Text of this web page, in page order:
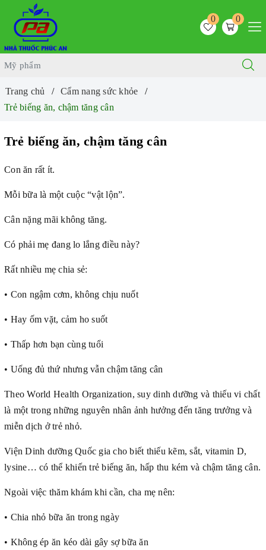
0
0
Trang chủ
Cẩm nang sức khỏe
Trẻ biếng ăn, chậm tăng cân
Trẻ biếng ăn, chậm tăng cân
Con ăn rất ít.
Mỗi bữa là một cuộc “vật lộn”.
Cân nặng mãi không tăng.
Có phải mẹ đang lo lắng điều này?
Rất nhiều mẹ chia sẻ:
• Con ngậm cơm, không chịu nuốt
• Hay ốm vặt, cảm ho suốt
• Thấp hơn bạn cùng tuổi
• Uống đủ thứ nhưng vẫn chậm tăng cân
Theo World Health Organization, suy dinh dưỡng và thiếu vi chất
là một trong những nguyên nhân ảnh hưởng đến tăng trưởng và
miễn dịch ở trẻ nhỏ.
Viện Dinh dưỡng Quốc gia cho biết thiếu kẽm, sắt, vitamin D,
lysine… có thể khiến trẻ biếng ăn, hấp thu kém và chậm tăng cân.
Ngoài việc thăm khám khi cần, cha mẹ nên:
• Chia nhỏ bữa ăn trong ngày
• Không ép ăn kéo dài gây sợ bữa ăn